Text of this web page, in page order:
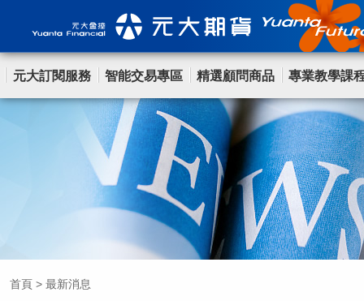
元大訂閱服務 智能交易專區 精選顧問商品 專業教學課
首頁 > 最新消息